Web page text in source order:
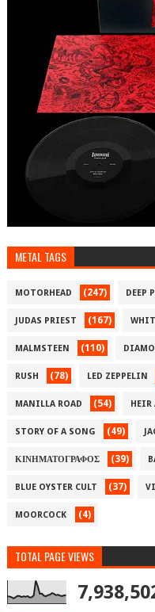
METAL TAGS
MOTORHEAD (247) DEEP
JUDAS PRIEST (167)
MALMSTEEN (110)
RUSH (78) LED ZEPPELIN
MANILLA ROAD (54) HEIR
STORY OF A SONG (49)
ΚΙΝΗΜΑΤΟΓΡΑΦΟΣ (39)
BLUE OYSTER CULT (37)
MOORCOCK (4)
TOTAL PAGE VIEWS